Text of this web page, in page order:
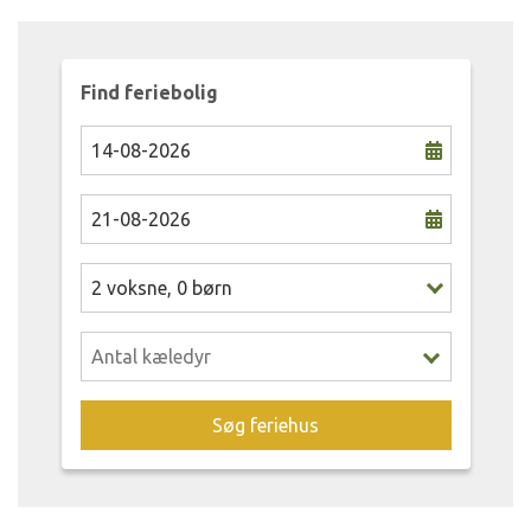
Find feriebolig
2 voksne, 0 børn
Søg feriehus